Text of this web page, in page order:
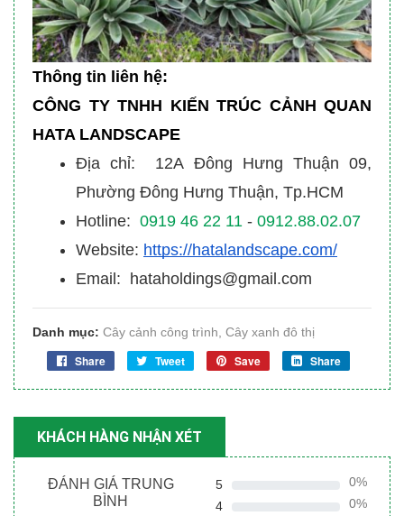
Thông tin liên hệ:
CÔNG TY TNHH KIẾN TRÚC CẢNH QUAN
HATA LANDSCAPE
Địa chỉ: 12A Đông Hưng Thuận 09,
Phường Đông Hưng Thuận, Tp.HCM
Hotline: 0919 46 22 11 - 0912.88.02.07
Website: https://hatalandscape.com/
Email: hataholdings@gmail.com
Danh mục: Cây cảnh công trình, Cây xanh đô thị
Share Tweet Save Share
KHÁCH HÀNG NHẬN XÉT
ĐÁNH GIÁ TRUNG
BÌNH
5
0%
4
0%